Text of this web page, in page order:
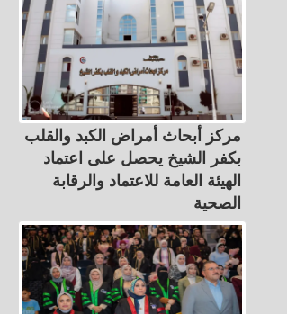
مركز أبحاث أمراض الكبد والقلب
بكفر الشيخ يحصل على اعتماد
الهيئة العامة للاعتماد والرقابة
الصحية